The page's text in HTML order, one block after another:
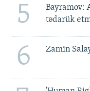
5
Bayramov:
tədarük
6 Zamin